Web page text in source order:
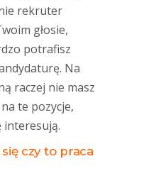
rekruter
głosie,
potrafisz
Na
raczej nie masz
te pozycje,
interesują.
czy to praca